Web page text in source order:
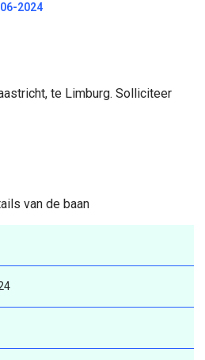
2024
te Limburg. Solliciteer
van de baan